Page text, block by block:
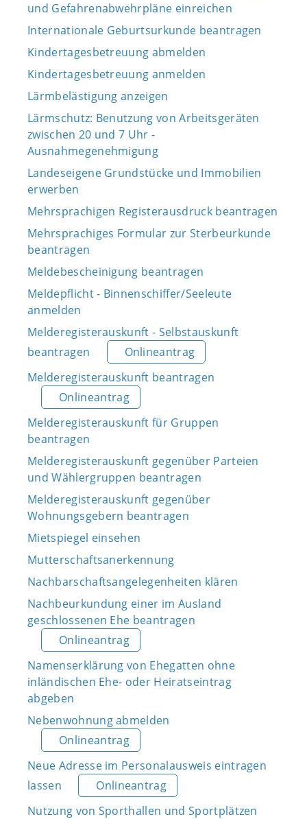
und Gefahrenabwehrpläne einreichen
Internationale Geburtsurkunde beantragen
Kindertagesbetreuung abmelden
Kindertagesbetreuung anmelden
Lärmbelästigung anzeigen
Lärmschutz: Benutzung von Arbeitsgeräten
zwischen 20 und 7 Uhr -
Ausnahmegenehmigung
Landeseigene Grundstücke und Immobilien
erwerben
Mehrsprachigen Registerausdruck beantragen
Mehrsprachiges Formular zur Sterbeurkunde
beantragen
Meldebescheinigung beantragen
Meldepflicht - Binnenschiffer/Seeleute
anmelden
Melderegisterauskunft - Selbstauskunft
beantragen
Onlineantrag
Melderegisterauskunft beantragen
Onlineantrag
Melderegisterauskunft für Gruppen
beantragen
Melderegisterauskunft gegenüber Parteien
und Wählergruppen beantragen
Melderegisterauskunft gegenüber
Wohnungsgebern beantragen
Mietspiegel einsehen
Mutterschaftsanerkennung
Nachbarschaftsangelegenheiten klären
Nachbeurkundung einer im Ausland
geschlossenen Ehe beantragen
Onlineantrag
Namenserklärung von Ehegatten ohne
inländischen Ehe- oder Heiratseintrag
abgeben
Nebenwohnung abmelden
Onlineantrag
Neue Adresse im Personalausweis eintragen
lassen
Onlineantrag
Nutzung von Sporthallen und Sportplätzen